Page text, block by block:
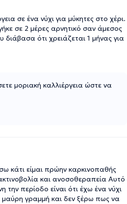
σε ένα νύχι για μύκητες στο χέρι.
σε 2 μέρες αρνητικό σαν άμεσος
ότι χρειάζεται 1 μήνας για
μοριακή καλλιέργεια ώστε να
κάτι είμαι πρώην καρκινοπαθής
και ανοσοθεραπεία Αυτό
την περίοδο είναι ότι έχω ένα νύχι
μαύρη γραμμή και δεν ξέρω πως να